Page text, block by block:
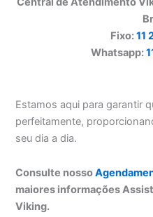
Fixo:11
Whatsapp:
Estamos aqui para garantir
perfeitamente,
seu dia a dia.
Consulte nosso
maiores informações
Viking.